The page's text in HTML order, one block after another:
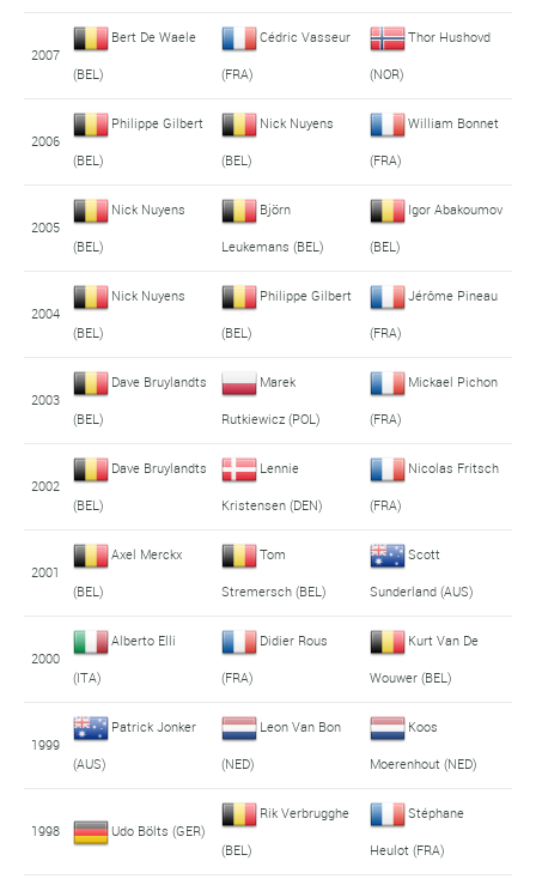
2007
Bert De Waele
(BEL)
Cédric Vasseur
(FRA)
Thor Hushovd
(NOR)
2006
Philippe Gilbert
(BEL)
Nick Nuyens
(BEL)
William Bonnet
(FRA)
2005
Nick Nuyens
(BEL)
Björn
Leukemans (BEL)
Igor Abakoumov
(BEL)
2004
Nick Nuyens
(BEL)
Philippe Gilbert
(BEL)
Jérôme Pineau
(FRA)
2003
Dave Bruylandts
(BEL)
Marek
Rutkiewicz (POL)
Mickael Pichon
(FRA)
2002
Dave Bruylandts
(BEL)
Lennie
Kristensen (DEN)
Nicolas Fritsch
(FRA)
2001
Axel Merckx
(BEL)
Tom
Stremersch (BEL)
Scott
Sunderland (AUS)
2000
Alberto Elli
(ITA)
Didier Rous
(FRA)
Kurt Van De
Wouwer (BEL)
1999
Patrick Jonker
(AUS)
Leon Van Bon
(NED)
Koos
Moerenhout (NED)
1998 Udo Bölts (GER)
Rik Verbrugghe
(BEL)
Stéphane
Heulot (FRA)